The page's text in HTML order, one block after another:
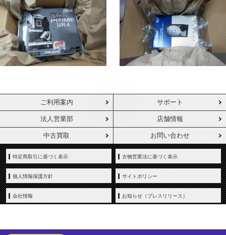
ご利用案内 サポート
法人営業部 店舗情報
中古買取 お問い合わせ
特定商取引に基づく表示 古物営業法に基づく表示
個人情報保護方針 サイトポリシー
会社情報 お知らせ（プレスリリース）